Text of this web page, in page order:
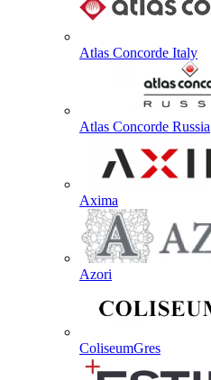
Atlas Concorde Italy
Atlas Concorde Russia
Axima
Azori
ColiseumGres